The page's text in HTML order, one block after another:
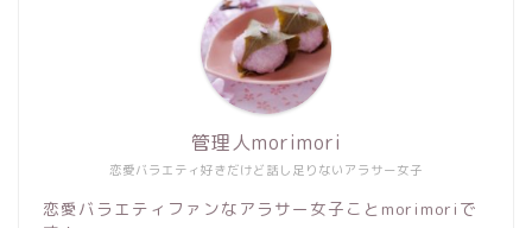
恋愛バラエティ好きだけど話し足りないアラサー女子
管理人morimori
恋愛バラエティファンなアラサー女子ことmorimoriで